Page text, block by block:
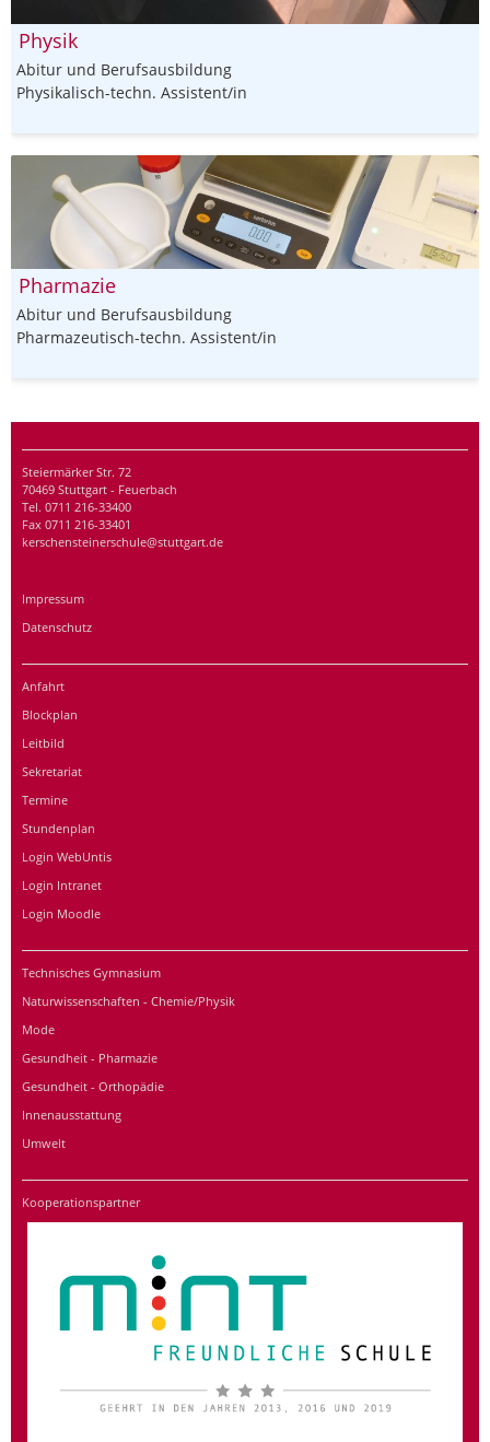
Physik
Abitur und Berufsausbildung
Physikalisch-techn. Assistent/in
Pharmazie
Abitur und Berufsausbildung
Pharmazeutisch-techn. Assistent/in
Steiermärker Str. 72
70469 Stuttgart - Feuerbach
Tel. 0711 216-33400
Fax 0711 216-33401
kerschensteinerschule@stuttgart.de
Impressum
Datenschutz
Anfahrt
Blockplan
Leitbild
Sekretariat
Termine
Stundenplan
Login WebUntis
Login Intranet
Login Moodle
Technisches Gymnasium
Naturwissenschaften - Chemie/Physik
Mode
Gesundheit - Pharmazie
Gesundheit - Orthopädie
Innenausstattung
Umwelt
Kooperationspartner